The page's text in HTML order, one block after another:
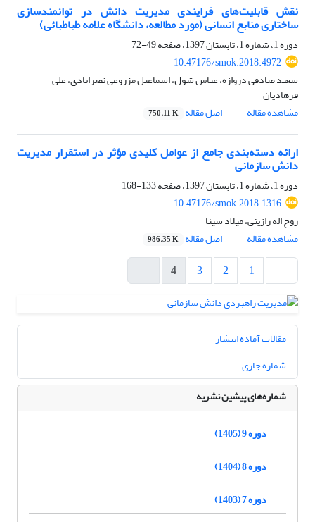
نقش قابلیت‌های فرایندی مدیریت دانش در توانمندسازی
ساختاری منابع انسانی (مورد مطالعه، دانشگاه علامه طباطبائی)
دوره 1، شماره 1، تابستان 1397، صفحه
49-72
10.47176/smok.2018.4972
سعید صادقی دروازه، عباس شول، اسماعیل مزروعی نصرابادی، علی
فرهادیان
مشاهده مقاله
اصل مقاله 750.11 K
ارائه دسته‌بندی جامع از عوامل کلیدی مؤثر در استقرار مدیریت
دانش سازمانی
دوره 1، شماره 1، تابستان 1397، صفحه
133-168
10.47176/smok.2018.1316
روح اله رازینی، میلاد سینا
مشاهده مقاله
اصل مقاله 986.35 K
1
2
3
4
مقالات آماده انتشار
شماره جاری
شماره‌های پیشین نشریه
دوره 9 (1405)
دوره 8 (1404)
دوره 7 (1403)